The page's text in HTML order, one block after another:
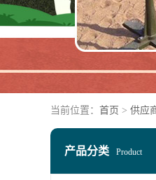
当前位置： 首页 > 供应
产品分类 Product